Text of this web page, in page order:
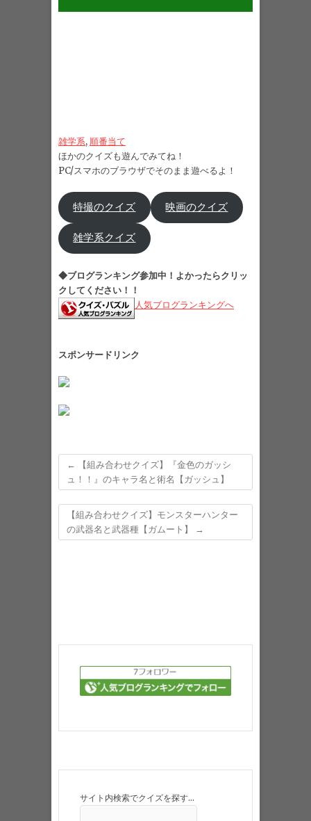
雑学系, 順番当て
ほかのクイズも遊んでみてね！
PC/スマホのブラウザでそのまま遊べるよ！
特撮のクイズ 映画のクイズ
雑学系クイズ
◆ブログランキング参加中！よかったらクリッ
クしてください！！
人気ブログランキングへ
スポンサードリンク
←
【組み合わせクイズ】『金色のガッシ
ュ！！』のキャラ名と術名【ガッシュ】
【組み合わせクイズ】モンスターハンター
の武器名と武器種【ガムート】
→
サイト内検索でクイズを探す…